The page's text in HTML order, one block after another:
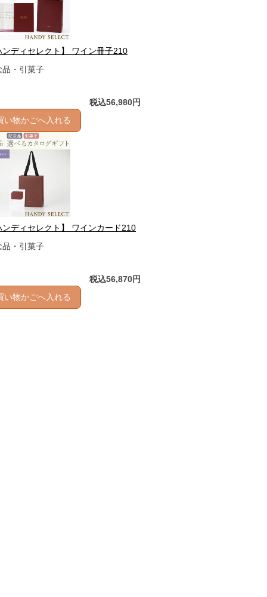
ンディセレクト】 ワイン冊子210
品・引菓子
税込56,980円
い物かごへ入れる
ンディセレクト】 ワインカード210
品・引菓子
税込56,870円
い物かごへ入れる